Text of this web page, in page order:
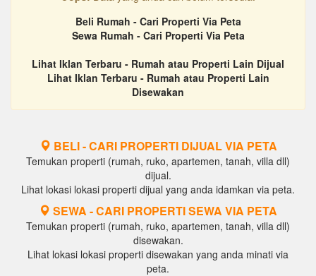
Beli Rumah - Cari Properti Via Peta
Sewa Rumah - Cari Properti Via Peta
Lihat Iklan Terbaru - Rumah atau Properti Lain Dijual
Lihat Iklan Terbaru - Rumah atau Properti Lain
Disewakan
BELI - CARI PROPERTI DIJUAL VIA PETA
Temukan properti (rumah, ruko, apartemen, tanah, villa dll)
dijual.
Lihat lokasi lokasi properti dijual yang anda idamkan via peta.
SEWA - CARI PROPERTI SEWA VIA PETA
Temukan properti (rumah, ruko, apartemen, tanah, villa dll)
disewakan.
Lihat lokasi lokasi properti disewakan yang anda minati via
peta.